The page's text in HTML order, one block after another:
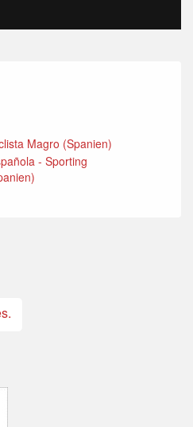
Magro (Spanien)
- Sporting